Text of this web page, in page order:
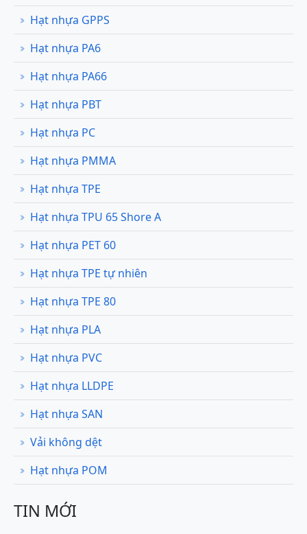
Hạt nhựa GPPS
Hạt nhựa PA6
Hạt nhựa PA66
Hạt nhựa PBT
Hạt nhựa PC
Hạt nhựa PMMA
Hạt nhựa TPE
Hạt nhựa TPU 65 Shore A
Hạt nhựa PET 60
Hạt nhựa TPE tự nhiên
Hạt nhựa TPE 80
Hạt nhựa PLA
Hạt nhựa PVC
Hạt nhựa LLDPE
Hạt nhựa SAN
Vải không dệt
Hạt nhựa POM
TIN MỚI